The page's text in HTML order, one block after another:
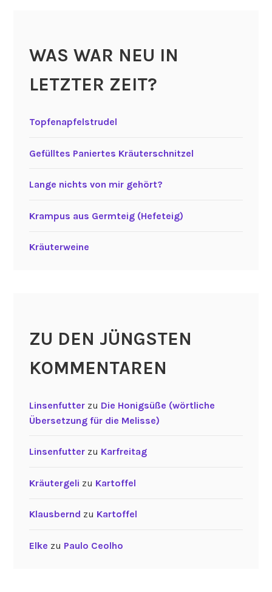
WAS WAR NEU IN
LETZTER ZEIT?
Topfenapfelstrudel
Gefülltes Paniertes Kräuterschnitzel
Lange nichts von mir gehört?
Krampus aus Germteig (Hefeteig)
Kräuterweine
ZU DEN JÜNGSTEN
KOMMENTAREN
Linsenfutterzu Die Honigsüße (wörtliche
Übersetzung für die Melisse)
Linsenfutterzu Karfreitag
Kräutergeli zu Kartoffel
Klausbernd zu Kartoffel
Elke zu Paulo Ceolho